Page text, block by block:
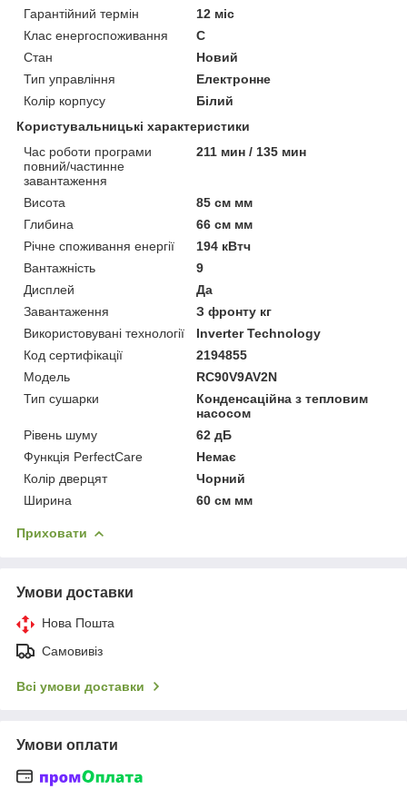
Гарантійний термін
12 міс
Клас енергоспоживання
C
Стан
Новий
Тип управління
Електронне
Колір корпусу
Білий
Користувальницькі характеристики
Час роботи програми
повний/частинне
завантаження
211 мин / 135 мин
Висота
85 см мм
Глибина
66 см мм
Річне споживання енергії
194 кВтч
Вантажність
9
Дисплей
Да
Завантаження
З фронту кг
Використовувані технології
Inverter Technology
Код сертифікації
2194855
Мoдель
RC90V9AV2N
Тип сушарки
Конденсаційна з тепловим
насосом
Рівень шуму
62 дБ
Функція PerfectCare
Немає
Колір дверцят
Чорний
Ширина
60 см мм
Приховати
Умови доставки
Нова Пошта
Самовивіз
Всі умови доставки
Умови оплати